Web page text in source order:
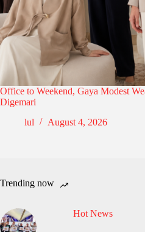
Office to Weekend, Gaya Modest
Digemari
lul
August 4, 2026
Trending now
Hot News